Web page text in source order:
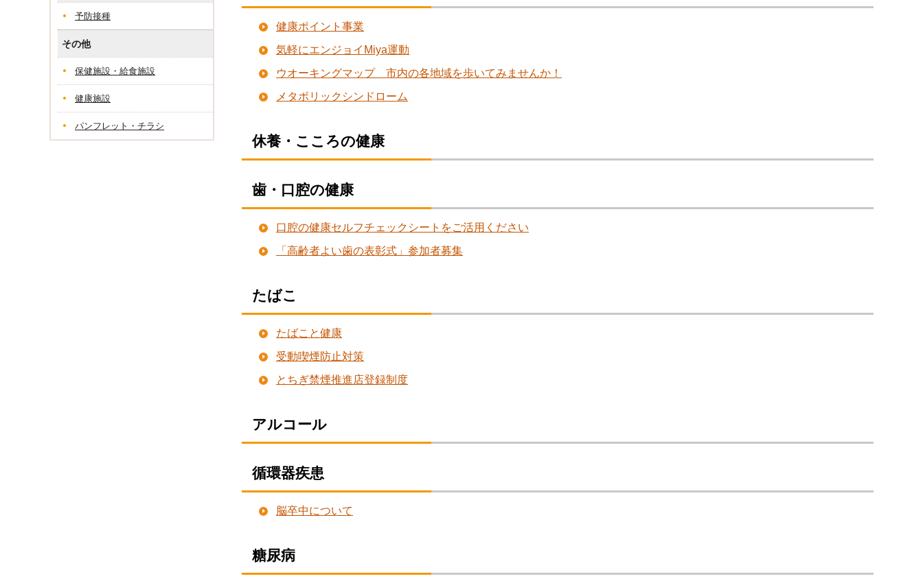
健康ポイント事業
気軽にエンジョイMiya運動
ウオーキングマップ 市内の各地域を歩いてみませんか！
メタボリックシンドローム
休養・こころの健康
歯・口腔の健康
口腔の健康セルフチェックシートをご活用ください
「高齢者よい歯の表彰式」参加者募集
たばこ
たばこと健康
受動喫煙防止対策
とちぎ禁煙推進店登録制度
アルコール
循環器疾患
脳卒中について
糖尿病
予防接種
その他
保健施設・給食施設
健康施設
パンフレット・チラシ